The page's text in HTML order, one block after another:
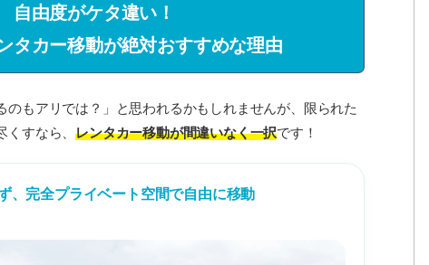
自由度がケタ違い！
タカー移動が絶対おすすめな理由
のもアリでは？」と思われるかもしれませんが、限られた
くすなら、レンタカー移動が間違いなく一択です！
、完全プライベート空間で自由に移動